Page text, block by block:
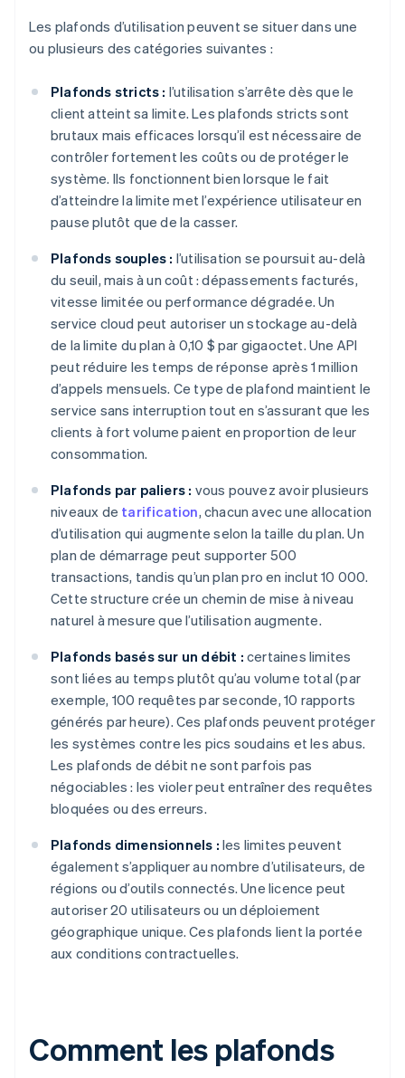
Les plafonds d’utilisation peuvent se situer dans une
ou plusieurs des catégories suivantes :
Plafonds stricts : l’utilisation s’arrête dès que le
client atteint sa limite. Les plafonds stricts sont
brutaux mais efficaces lorsqu’il est nécessaire de
contrôler fortement les coûts ou de protéger le
système. Ils fonctionnent bien lorsque le fait
d’atteindre la limite met l’expérience utilisateur en
pause plutôt que de la casser.
Plafonds souples : l’utilisation se poursuit au-delà
du seuil, mais à un coût : dépassements facturés,
vitesse limitée ou performance dégradée. Un
service cloud peut autoriser un stockage au-delà
de la limite du plan à 0,10 $ par gigaoctet. Une API
peut réduire les temps de réponse après 1 million
d’appels mensuels. Ce type de plafond maintient le
service sans interruption tout en s’assurant que les
clients à fort volume paient en proportion de leur
consommation.
Plafonds par paliers : vous pouvez avoir plusieurs
niveaux de tarification, chacun avec une allocation
d’utilisation qui augmente selon la taille du plan. Un
plan de démarrage peut supporter 500
transactions, tandis qu’un plan pro en inclut 10 000.
Cette structure crée un chemin de mise à niveau
naturel à mesure que l’utilisation augmente.
Plafonds basés sur un débit : certaines limites
sont liées au temps plutôt qu’au volume total (par
exemple, 100 requêtes par seconde, 10 rapports
générés par heure). Ces plafonds peuvent protéger
les systèmes contre les pics soudains et les abus.
Les plafonds de débit ne sont parfois pas
négociables : les violer peut entraîner des requêtes
bloquées ou des erreurs.
Plafonds dimensionnels : les limites peuvent
également s’appliquer au nombre d’utilisateurs, de
régions ou d’outils connectés. Une licence peut
autoriser 20 utilisateurs ou un déploiement
géographique unique. Ces plafonds lient la portée
aux conditions contractuelles.
Comment les plafonds